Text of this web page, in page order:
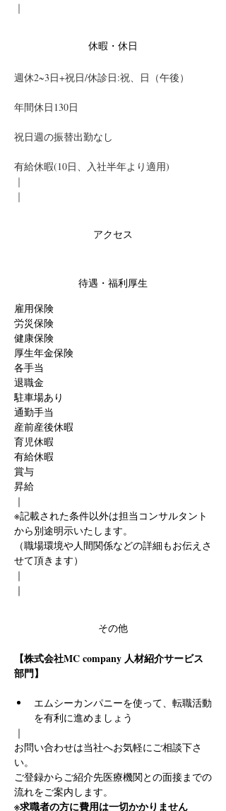
｜
休暇・休日
週休2~3日+祝日/休診日:祝、日（午後）
年間休日130日
祝日週の振替出勤なし
有給休暇(10日、入社半年より適用)
｜
｜
アクセス
待遇・福利厚生
雇用保険
労災保険
健康保険
厚生年金保険
各手当
退職金
駐車場あり
通勤手当
産前産後休暇
育児休暇
有給休暇
賞与
昇給
｜
※記載された条件以外は担当コンサルタント
から別途明示いたします。
（職場環境や人間関係などの詳細もお伝えさ
せて頂きます）
｜
｜
その他
【株式会社MC company 人材紹介サービス
部門】
エムシーカンパニーを使って、転職活動
を有利に進めましょう
｜
お問い合わせは当社へお気軽にご相談下さ
い。
ご登録からご紹介先医療機関との面接までの
流れをご案内します。
※求職者の方に費用は一切かかりません